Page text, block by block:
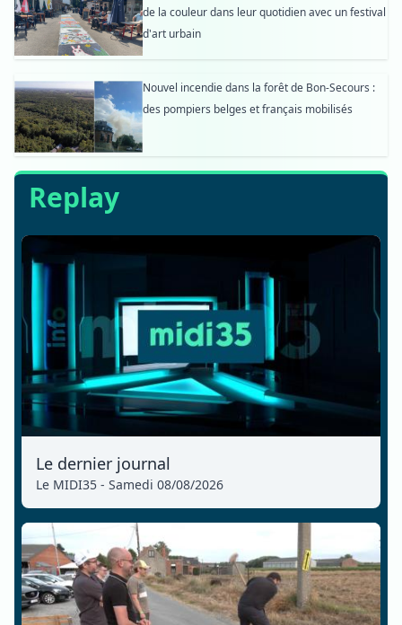
de la couleur dans leur quotidien avec un festival
d'art urbain
Nouvel incendie dans la forêt de Bon-Secours :
des pompiers belges et français mobilisés
Replay
Le dernier journal
Le MIDI35 - Samedi 08/08/2026